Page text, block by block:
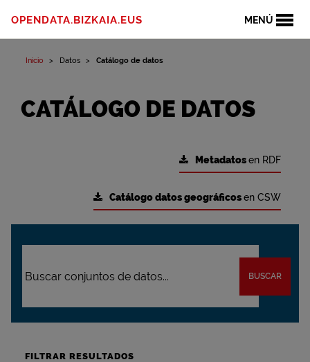
MENÚ
OPENDATA.BIZKAIA.EUS
Inicio Datos Catálogo de datos
CATÁLOGO DE DATOS
Metadatosen RDF
Catálogo datos geográficosen CSW
BUSCAR
FILTRAR RESULTADOS